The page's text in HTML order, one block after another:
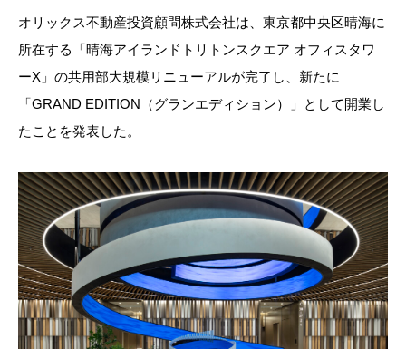
オリックス不動産投資顧問株式会社は、東京都中央区晴海に
所在する「晴海アイランドトリトンスクエア オフィスタワ
ーX」の共用部大規模リニューアルが完了し、新たに
「GRAND EDITION（グランエディション）」として開業し
たことを発表した。